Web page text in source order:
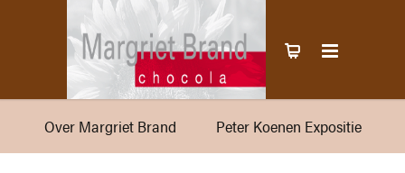
Over Margriet Brand Peter Koenen Expositie